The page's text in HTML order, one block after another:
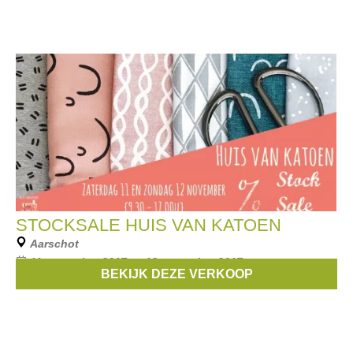
STOCKSALE HUIS VAN KATOEN
Aarschot
11 november 2017 --- 12 november 2017
Kleine prijzen voor leuke stofjes.BEKIJK DEZE VERKOOP